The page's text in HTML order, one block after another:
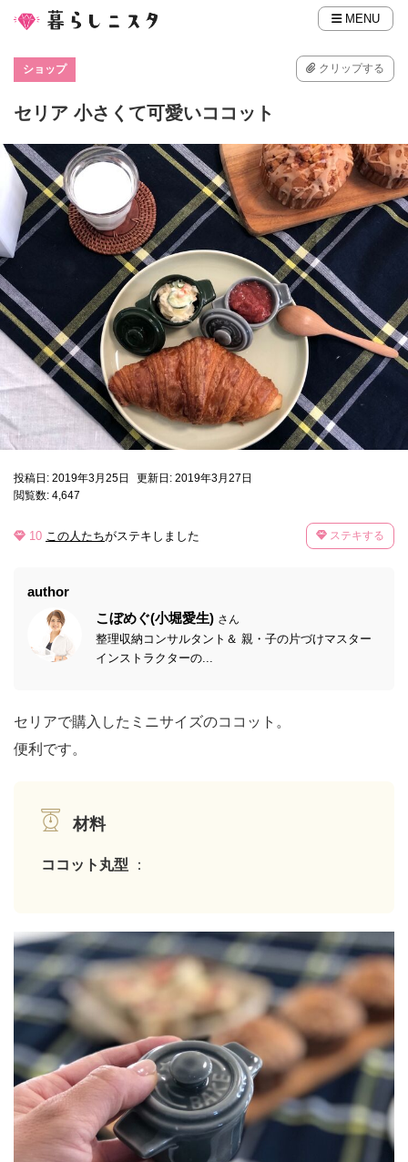
MENU
ショップ クリップする
セリア 小さくて可愛いココット
投稿日: 2019年3月25日
更新日: 2019年3月27日
閲覧数: 4,647
10 この人たちがステキしました ステキする
author
こぼめぐ(小堀愛生) さん
整理収納コンサルタント＆ 親・子の片づけマスター
インストラクターの...
セリアで購入したミニサイズのココット。
便利です。
材料
ココット丸型 ：